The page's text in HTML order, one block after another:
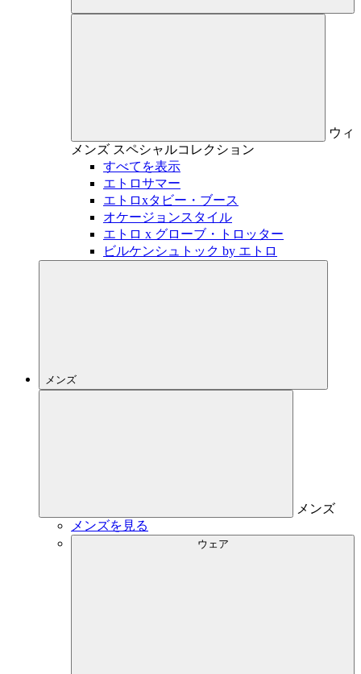
ウィ
メンズ スペシャルコレクション
すべてを表示
エトロサマー
エトロxタビー・ブース
オケージョンスタイル
エトロ x グローブ・トロッター
ビルケンシュトック by エトロ
メンズ
メンズ
メンズを見る
ウェア